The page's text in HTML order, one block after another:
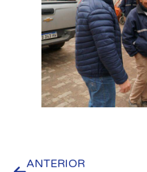
ANTERIOR